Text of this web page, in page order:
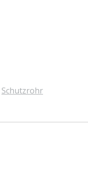
Schutzrohr